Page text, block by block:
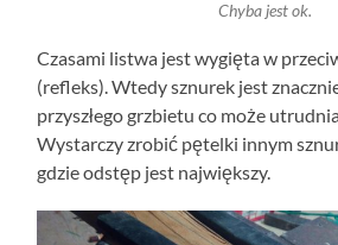
Chyba jest ok.
Czasami listwa jest wygięta w
(refleks). Wtedy sznurek jest
przyszłego grzbietu co może
Wystarczy zrobić pętelki innym
gdzie odstęp jest największy.